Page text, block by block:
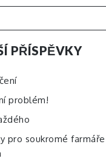
PŘÍSPĚVKY
problém!
pro soukromé